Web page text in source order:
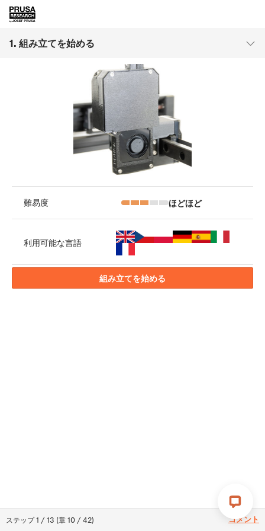
1. 組み立てを始める
ステップ1 /13 (章10 /42) コメント
難易度 ほどほど
利用可能な言語
組み立てを始める